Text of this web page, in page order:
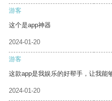
游客
这个是app神器
2024-01-20
游客
这款app是我娱乐的好帮手，让我能
2024-01-20